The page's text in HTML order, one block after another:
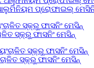
ପ୍ରୋଫାଇଲ୍
ସ୍କ୍ରୁ ଫାସନିଂ ମେସିନ୍
ସ୍କ୍ରୁ ଫାସନିଂ ମେସିନ୍